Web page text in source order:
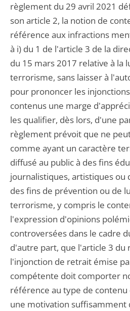
règlement du 29 avril 2021
son article 2, la notion de
référence aux infractions
à i) du 1 de l'article 3 de la
du 15 mars 2017 relative à la
terrorisme, sans laisser à
pour prononcer les
contenus une marge
les qualifier, dès lors, d'une
règlement prévoit que ne
comme ayant un caractère
diffusé au public à des fins
journalistiques, artistiques ou
des fins de prévention ou de
terrorisme, y compris le
l'expression d'opinions
controversées dans le cadre
d'autre part, que l'article 3
l'injonction de retrait émise
compétente doit comporter
référence au type de contenu
une motivation suffisamment